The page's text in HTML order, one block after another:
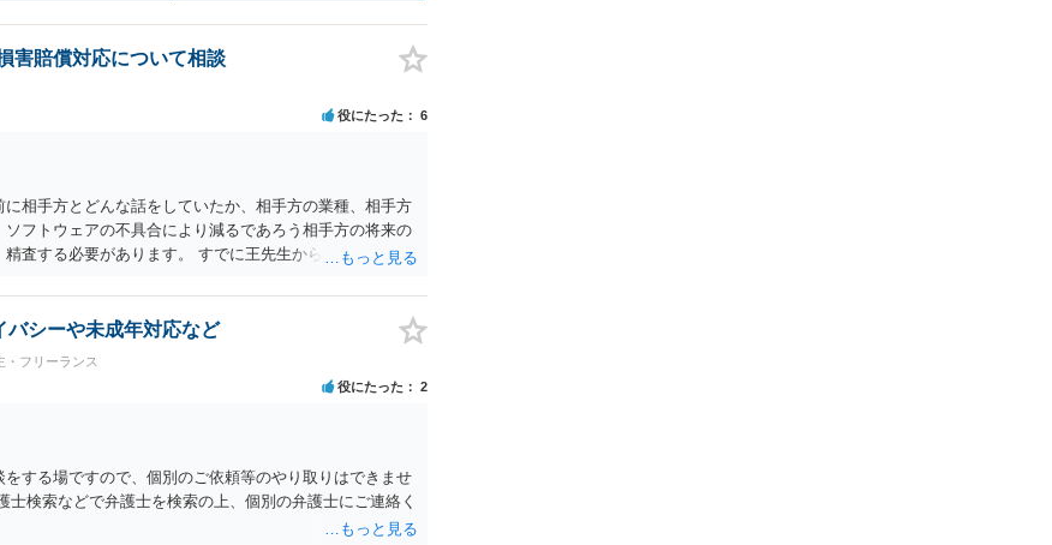
害賠償対応について相談
役にたった 6
相手方とどんな話をしていたか、相手方の業種、相手方
フトウェアの不具合により減るであろう相手方の将来の
査する必要があります。 すでに王先生からも回答されて
シーや未成年対応など
・フリーランス
役にたった 2
する場ですので、個別のご依頼等のやり取りはできませ
検索などで弁護士を検索の上、個別の弁護士にご連絡く